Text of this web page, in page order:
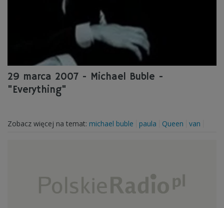
29 marca 2007 - Michael Buble -
"Everything"
Zobacz więcej na temat: michael buble paula Queen van